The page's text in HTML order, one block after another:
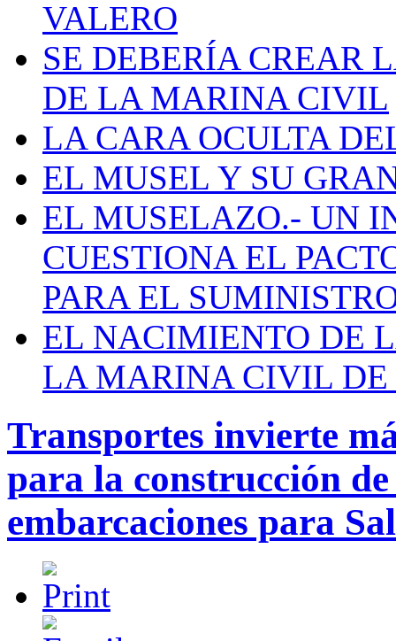
VALERO
SE DEBERÍA CREAR
DE LA MARINA CIVIL
LA CARA OCULTA
EL MUSEL Y SU
EL MUSELAZO.- UN
CUESTIONA EL
PARA EL
EL NACIMIENTO DE
LA MARINA CIVIL DE
Transportes invierte
para la construcción
embarcaciones para